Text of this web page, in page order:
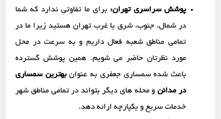
پوشش سراسری تهران: برای ما تفاوتی ندارد که شما
در شمال، جنوب، شرق یا غرب تهران هستید زیرا ما در
تمامی مناطق شعبه فعال داریم و به سرعت در محل
مورد نظرتان حاضر می شویم. همین پوشش گسترده
باعث شده سمساری جعفری به عنوانبهترین سمساری
در مدائنو محله های دیگر بتواند در تمامی مناطق شهر
خدمات سریع و یکپارچه ارائه دهد.